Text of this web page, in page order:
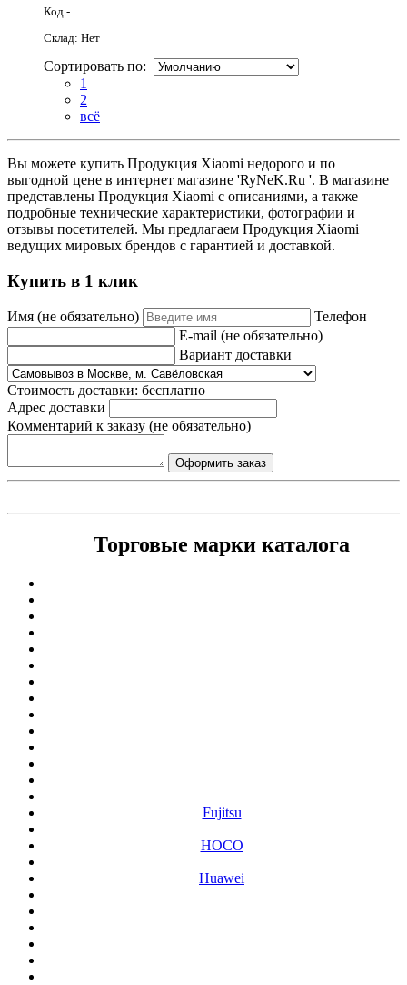
Код -
Склад: Нет
Сортировать по:
1
2
всё
Вы можете купить Продукция Xiaomi недорого и по
выгодной цене в интернет магазине 'RyNeK.Ru '. В магазине
представлены Продукция Xiaomi с описаниями, а также
подробные технические характеристики, фотографии и
отзывы посетителей. Мы предлагаем Продукция Xiaomi
ведущих мировых брендов с гарантией и доставкой.
Купить в 1 клик
Имя (не обязательно)
Телефон
E-mail (не обязательно)
Вариант доставки
Стоимость доставки: бесплатно
Адрес доставки
Комментарий к заказу (не обязательно)
Торговые марки каталога
Fujitsu
HOCO
Huawei